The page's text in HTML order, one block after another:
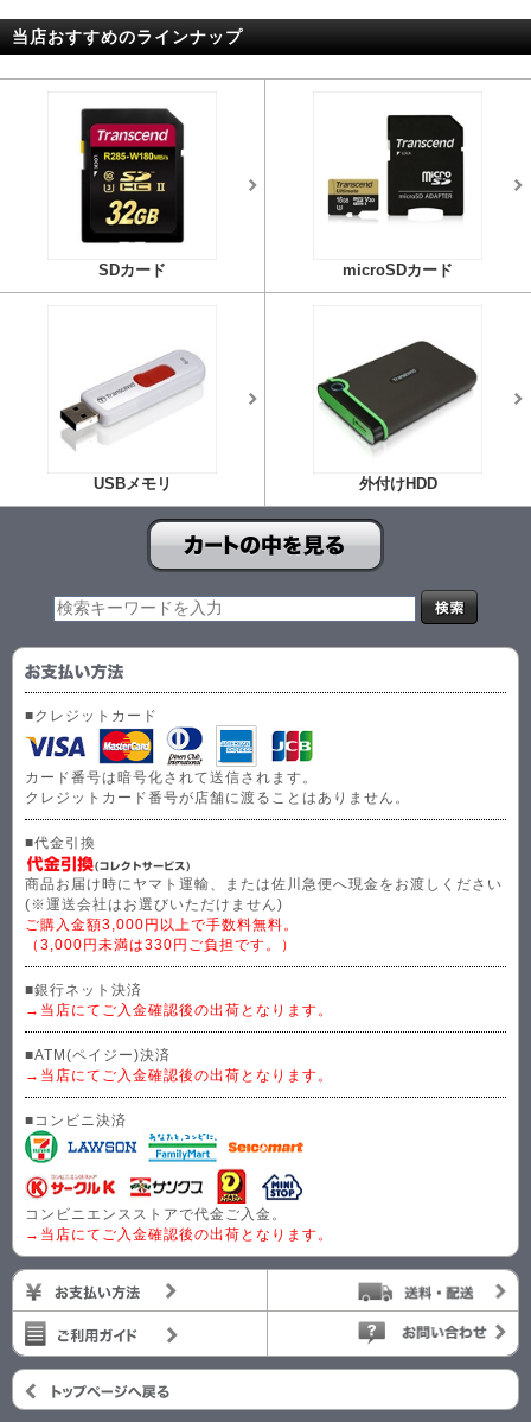
当店おすすめのラインナップ
SDカード microSDカード
USBメモリ 外付けHDD
■クレジットカード
カード番号は暗号化されて送信されます。
クレジットカード番号が店舗に渡ることはありません。
■代金引換
商品お届け時にヤマト運輸、または佐川急便へ現金をお渡しください
(※運送会社はお選びいただけません)
ご購入金額3,000円以上で手数料無料。
（3,000円未満は330円ご負担です。）
■銀行ネット決済
→当店にてご入金確認後の出荷となります。
■ATM(ペイジー)決済
→当店にてご入金確認後の出荷となります。
■コンビニ決済
コンビニエンスストアで代金ご入金。
→当店にてご入金確認後の出荷となります。